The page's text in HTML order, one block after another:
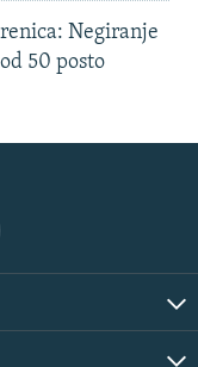
Negiranje
50 posto